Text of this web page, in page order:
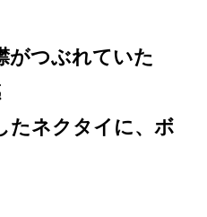
ぶれていた
クタイに、ボ